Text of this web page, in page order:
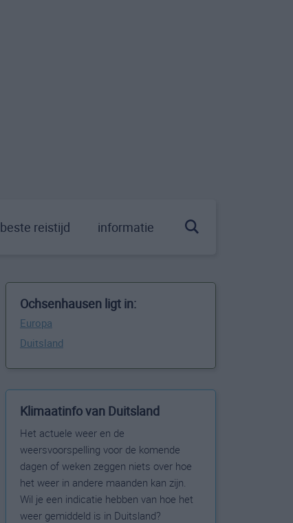
beste reistijd informatie
Ochsenhausen ligt in:
Europa
Duitsland
Klimaatinfo van Duitsland
Het actuele weer en de
weersvoorspelling voor de komende
dagen of weken zeggen niets over hoe
het weer in andere maanden kan zijn.
Wil je een indicatie hebben van hoe het
weer gemiddeld is in Duitsland?